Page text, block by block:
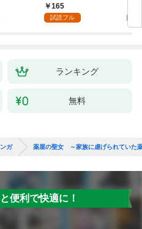
息に腕を折られたの
で、責任とってもらい
165
試読フル
ランキング
無料
ガ 薬屋の聖女 ～家族に虐げられていた
便利で快適に！